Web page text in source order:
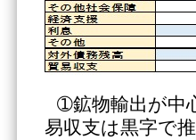
➀鉱物輸出が中
易収支は黒字で